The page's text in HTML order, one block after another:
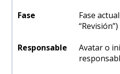
Fase
Fase
“Revisión”)
Responsable
Avatar o